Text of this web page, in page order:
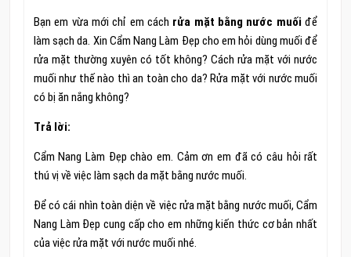
Bạn em vừa mới chỉ em cách rửa mặt bằng nước muốiđể
làm sạch da. Xin Cẩm Nang Làm Đẹp cho em hỏi dùng muối để
rửa mặt thường xuyên có tốt không? Cách rửa mặt với nước
muối như thế nào thì an toàn cho da? Rửa mặt với nước muối
có bị ăn nắng không?
Trả lời:
Cẩm Nang Làm Đẹp chào em. Cảm ơn em đã có câu hỏi rất
thú vị về việc làm sạch da mặt bằng nước muối.
Để có cái nhìn toàn diện về việc rửa mặt bằng nước muối, Cẩm
Nang Làm Đẹp cung cấp cho em những kiến thức cơ bản nhất
của việc rửa mặt với nước muối nhé.